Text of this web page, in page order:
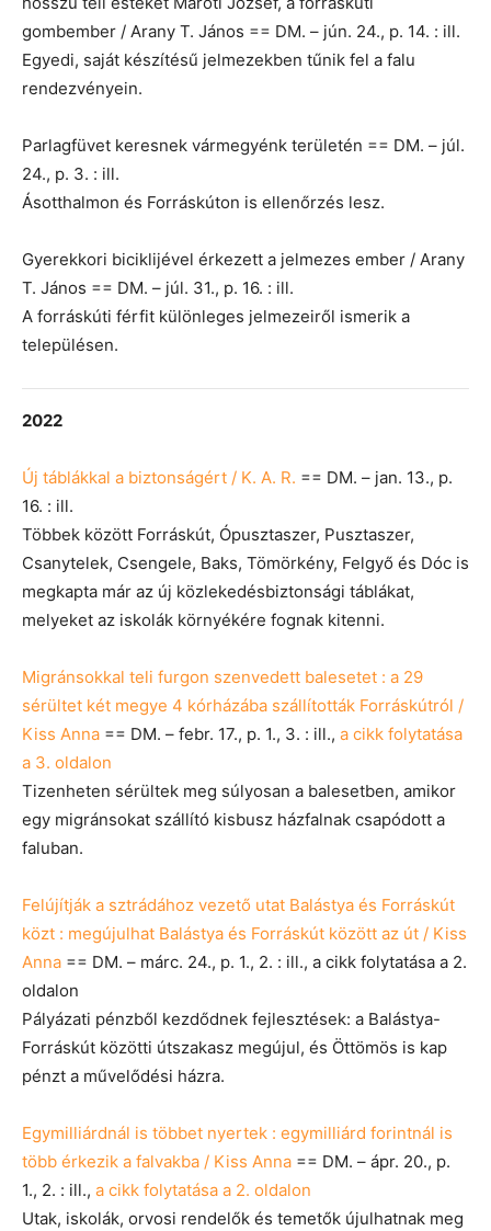
gombember / Arany T. János == DM. – jún. 24., p. 14. : ill.
Egyedi, saját készítésű jelmezekben tűnik fel a falu
rendezvényein.
Parlagfüvet keresnek vármegyénk területén == DM. – júl.
24., p. 3. : ill.
Ásotthalmon és Forráskúton is ellenőrzés lesz.
Gyerekkori biciklijével érkezett a jelmezes ember / Arany
T. János == DM. – júl. 31., p. 16. : ill.
A forráskúti férfit különleges jelmezeiről ismerik a
településen.
2022
Új táblákkal a biztonságért / K. A. R. == DM. – jan. 13., p.
16. : ill.
Többek között Forráskút, Ópusztaszer, Pusztaszer,
Csanytelek, Csengele, Baks, Tömörkény, Felgyő és Dóc is
megkapta már az új közlekedésbiztonsági táblákat,
melyeket az iskolák környékére fognak kitenni.
Migránsokkal teli furgon szenvedett balesetet : a 29
sérültet két megye 4 kórházába szállították Forráskútról /
Kiss Anna == DM. – febr. 17., p. 1., 3. : ill., a cikk folytatása
a 3. oldalon
Tizenheten sérültek meg súlyosan a balesetben, amikor
egy migránsokat szállító kisbusz házfalnak csapódott a
faluban.
Felújítják a sztrádához vezető utat Balástya és Forráskút
közt : megújulhat Balástya és Forráskút között az út / Kiss
Anna == DM. – márc. 24., p. 1., 2. : ill., a cikk folytatása a 2.
oldalon
Pályázati pénzből kezdődnek fejlesztések: a Balástya-
Forráskút közötti útszakasz megújul, és Öttömös is kap
pénzt a művelődési házra.
Egymilliárdnál is többet nyertek : egymilliárd forintnál is
több érkezik a falvakba / Kiss Anna == DM. – ápr. 20., p.
1., 2. : ill., a cikk folytatása a 2. oldalon
Utak, iskolák, orvosi rendelők és temetők újulhatnak meg